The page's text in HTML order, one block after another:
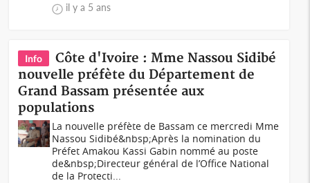
il y a 5 ans
Info
Côte d'Ivoire : Mme Nassou Sidibé
nouvelle préfète du Département de
Grand Bassam présentée aux
populations
La nouvelle préfète de Bassam ce mercredi Mme
Nassou Sidibé&nbsp;Après la nomination du
Préfet Amakou Kassi Gabin nommé au poste
de&nbsp;Directeur général de l’Office National
de la Protecti...